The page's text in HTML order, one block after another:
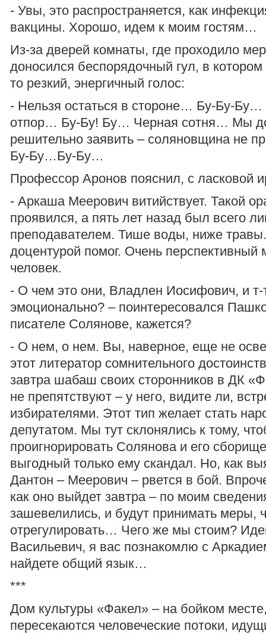
- Увы, это распространяется, как
вакцины. Хорошо, идем к моим гостям…
Из-за дверей комнаты, где проходило
доносился беспорядочный гул, в
то резкий, энергичный голос:
- Нельзя остаться в стороне… Бу-Бу-
отпор… Бу-Бу! Бу… Черная сотня… Мы
решительно заявить – соляновщина не
Бу-Бу…Бу-Бу…
Профессор Аронов пояснил, с ласковой
- Аркаша Меерович витийствует. Такой
проявился, а пять лет назад был всего
преподавателем. Тише воды, ниже
доцентурой помог. Очень перспективный
человек.
- О чем это они, Владлен Иосифович, и т-
эмоционально? – поинтересовался
писателе Солянове, кажется?
- О нем, о нем. Вы, наверное, еще не
этот литератор сомнительного
завтра шабаш своих сторонников в ДК
не препятствуют – у него, видите ли,
избирателями. Этот тип желает стать
депутатом. Мы тут склонялись к тому,
проигнорировать Солянова и его
выгодный только ему скандал. Но, как
Дантон – Меерович – рвется в бой.
как оно выйдет завтра – по моим
зашевелились, и будут принимать меры,
отрегулировать… Чего же мы стоим?
Васильевич, я вас познакомлю с
найдете общий язык…
***
Дом культуры «Факел» – на бойком
пересекаются человеческие потоки,